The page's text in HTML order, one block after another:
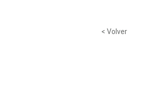
< Volver